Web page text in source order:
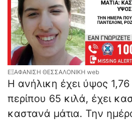
ΕΞΑΦΑΝΙΣΗ ΘΕΣΣΑΛΟΝΙΚΗ web
Η ανήλικη έχει ύψος 1,76
περίπου 65 κιλά, έχει
καστανά μάτια. Την